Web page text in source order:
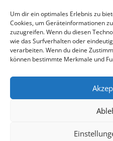
Um dir ein optimales Erlebnis zu
Cookies, um Geräteinformationen
zuzugreifen. Wenn du diesen
wie das Surfverhalten oder
verarbeiten. Wenn du deine
können bestimmte Merkmale und
„Brennen für das Leben “
ist bald am Ziel
Neueste
Impressum